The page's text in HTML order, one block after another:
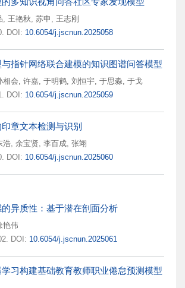
, 王艳秋, 苏申 , 王志刚
DOI: 10.6054/j.jscnun.2025058
指针网络联合建模的知识图谱问答模型
相会, 许嘉, 于明鹤, 刘恒宇, 于思淼, 于戈
DOI: 10.6054/j.jscnun.2025059
章文本检测与识别
浩, 余宝贤, 李百成, 张翊
DOI: 10.6054/j.jscnun.2025060
异质性：基于潜在剖面分析
艳伟
DOI: 10.6054/j.jscnun.2025061
习构建基础教育教师职业倦怠预测模型